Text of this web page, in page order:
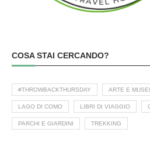
COSA STAI CERCANDO?
#THROWBACKTHURSDAY ARTE E MUSEI
LAGO DI COMO LIBRI DI VIAGGIO
PARCHI E GIARDINI TREKKING